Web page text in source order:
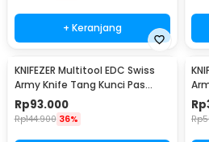
+ Keranjang
KNIFEZER Multitool EDC Swiss
Army Knife Tang Kunci Pas
Stainless Steel - MPG05
Rp93.000
Rp144.900 36%
Rp
Rp